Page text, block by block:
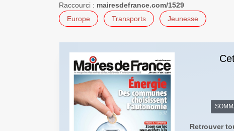
Raccourci : mairesdefrance.com/1529
Europe
Transports Jeunesse
Retrouver